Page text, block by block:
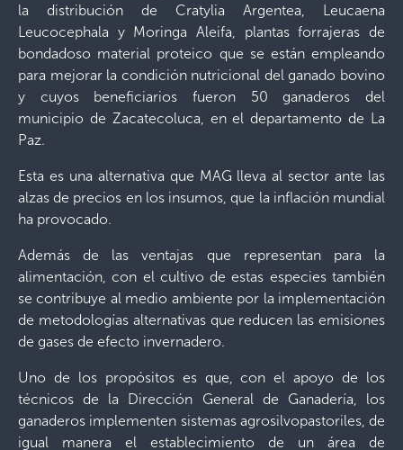
la distribución de Cratylia Argentea, Leucaena
Leucocephala y Moringa Aleifa, plantas forrajeras de
bondadoso material proteico que se están empleando
para mejorar la condición nutricional del ganado bovino
y cuyos beneficiarios fueron 50 ganaderos del
municipio de Zacatecoluca, en el departamento de La
Paz.
Esta es una alternativa que MAG lleva al sector ante las
alzas de precios en los insumos, que la inflación mundial
ha provocado.
Además de las ventajas que representan para la
alimentación, con el cultivo de estas especies también
se contribuye al medio ambiente por la implementación
de metodologías alternativas que reducen las emisiones
de gases de efecto invernadero.
Uno de los propósitos es que, con el apoyo de los
técnicos de la Dirección General de Ganadería, los
ganaderos implementen sistemas agrosilvopastoriles, de
igual manera el establecimiento de un área de